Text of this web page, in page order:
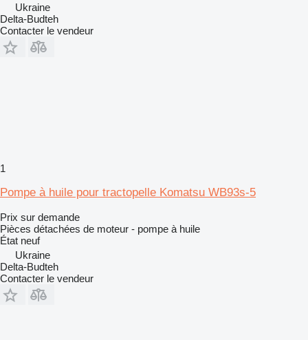
Ukraine
Delta-Budteh
Contacter le vendeur
1
Pompe à huile pour tractopelle Komatsu WB93s-5
Prix sur demande
Pièces détachées de moteur - pompe à huile
État neuf
Ukraine
Delta-Budteh
Contacter le vendeur